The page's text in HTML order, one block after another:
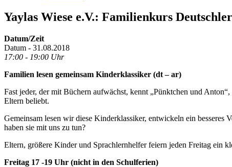
Yaylas Wiese e.V.: Familienkurs
Datum/Zeit
Datum - 31.08.2018
17:00 - 19:00 Uhr
Familien lesen gemeinsam Kinderklassiker (dt – ar)
Fast jeder, der mit Büchern aufwächst, kennt „Pünktchen und
Eltern beliebt.
Gemeinsam lesen wir diese Kinderklassiker, entwickeln ein besseres
haben sie mit uns zu tun?
Eltern, größere Kinder und Sprachlernhelfer feiern jeden Freitag ein
Freitag 17 -19 Uhr (nicht in den Schulferien)